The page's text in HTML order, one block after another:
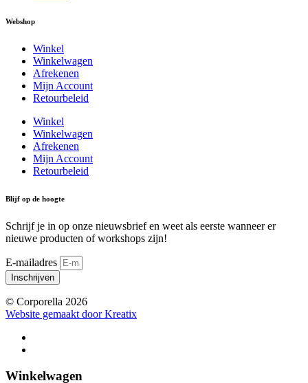
Webshop
Winkel
Winkelwagen
Afrekenen
Mijn Account
Retourbeleid
Winkel
Winkelwagen
Afrekenen
Mijn Account
Retourbeleid
Blijf op de hoogte
Schrijf je in op onze nieuwsbrief en weet als eerste wanneer er
nieuwe producten of workshops zijn!
E-mailadres
Inschrijven
© Corporella 2026
Website gemaakt door Kreatix
Winkelwagen